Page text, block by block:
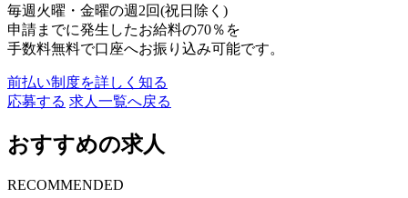
毎週火曜・金曜の週2回(祝日除く)
申請までに発生したお給料の70％を
手数料無料で口座へお振り込み可能です。
前払い制度を詳しく知る
応募する 求人一覧へ戻る
おすすめの求人
RECOMMENDED